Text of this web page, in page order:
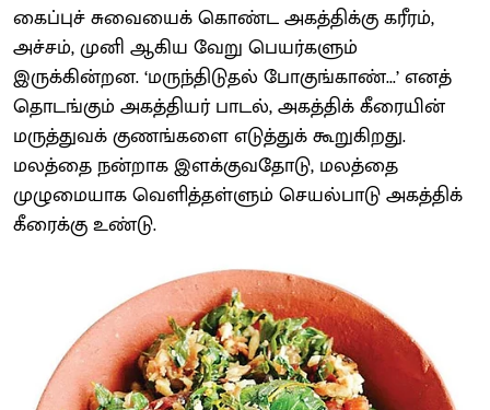
கைப்புச் சுவையைக் கொண்ட அகத்திக்கு கரீரம்,
அச்சம், முனி ஆகிய வேறு பெயர்களும்
இருக்கின்றன. ‘மருந்திடுதல் போகுங்காண்...’ எனத்
தொடங்கும் அகத்தியர் பாடல், அகத்திக் கீரையின்
மருத்துவக் குணங்களை எடுத்துக் கூறுகிறது.
மலத்தை நன்றாக இளக்குவதோடு, மலத்தை
முழுமையாக வெளித்தள்ளும் செயல்பாடு அகத்திக்
கீரைக்கு உண்டு.